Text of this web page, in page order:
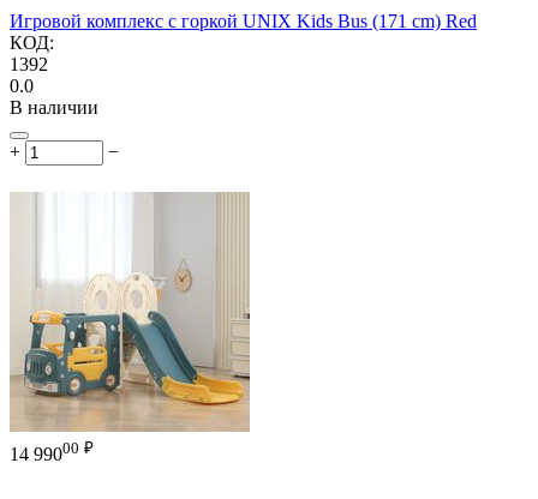
Игровой комплекс с горкой UNIX Kids Bus (171 cm) Red
КОД:
1392
0.0
В наличии
+ −
14 99000 ₽